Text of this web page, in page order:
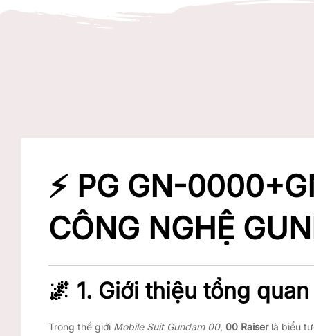
⚡ PG GN-
CÔNG NGHỆ
🌌 1. Giới thiệu tổng quan
Trong thế giới Mobile Suit Gundam 00, 00 Raiserlà biểu